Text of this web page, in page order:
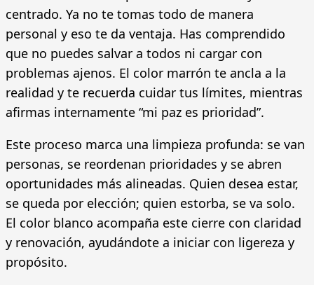
centrado. Ya no te tomas todo de manera
personal y eso te da ventaja. Has comprendido
que no puedes salvar a todos ni cargar con
problemas ajenos. El color marrón te ancla a la
realidad y te recuerda cuidar tus límites, mientras
afirmas internamente “mi paz es prioridad”.
Este proceso marca una limpieza profunda: se van
personas, se reordenan prioridades y se abren
oportunidades más alineadas. Quien desea estar,
se queda por elección; quien estorba, se va solo.
El color blanco acompaña este cierre con claridad
y renovación, ayudándote a iniciar con ligereza y
propósito.